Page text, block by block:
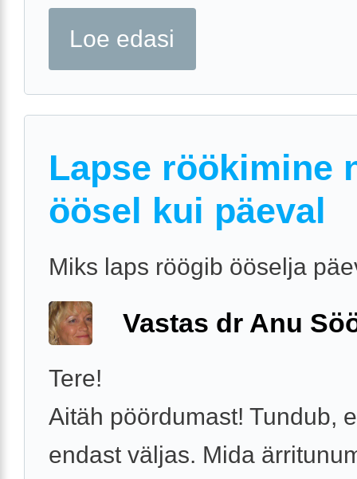
Loe edasi
Lapse röökimine
öösel kui päeval
Miks laps röögib ööselja
Vastas dr Anu
Tere!
Aitäh pöördumast! Tundub,
endast väljas. Mida